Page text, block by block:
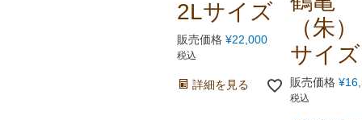
2Lサイズ
販売価格 ¥22,000
税込
詳細を見る
（朱
サイズ
販売価格 ¥
税込